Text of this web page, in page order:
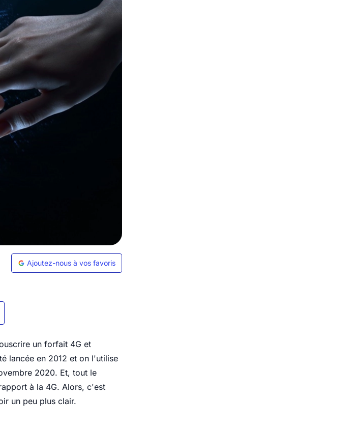
Ajoutez-nous à vos favoris
un forfait 4G et
lancée en 2012 et on l'utilise
2020. Et, tout le
à la 4G. Alors, c'est
un peu plus clair.